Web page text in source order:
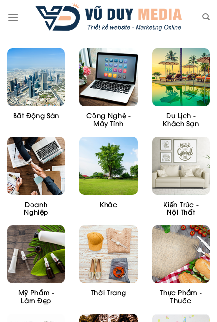
Bất Động Sản
Công Nghệ -
Máy Tính
Du Lịch -
Khách Sạn
Doanh
Nghiệp
Khác
Kiến Trúc -
Nội Thất
Mỹ Phẩm -
Làm Đẹp
Thời Trang
Thực Phẩm -
Thuốc